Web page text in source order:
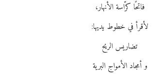
فاتحًا كرّاسة الأنهار،
لأقرأ في خطوط يديها:
تضاريس الريح
و أمجاد الأمواج البرية